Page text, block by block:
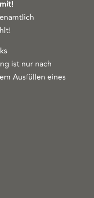
ist nur nach
Ausfüllen eines